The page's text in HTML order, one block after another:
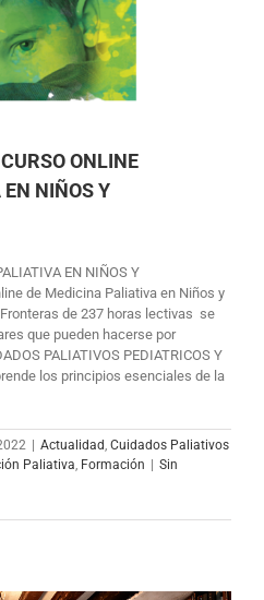
ONLINE
NIÑOS Y
EN NIÑOS Y
de Medicina Paliativa en Niños y
de 237 horas lectivas se
que pueden hacerse por
PALIATIVOS PEDIATRICOS Y
los principios esenciales de la
| Actualidad Cuidados Paliativos
Paliativa Formación | Sin